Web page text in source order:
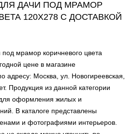
ДАЧИ ПОД МРАМОР
120Х278 С ДОСТАВКОЙ
мрамор коричневого цвета
цене в магазине
Москва, ул. Новогиреевская,
Продукция из данной категории
оформления жилых и
В каталоге представлены
и фотографиями интерьеров.